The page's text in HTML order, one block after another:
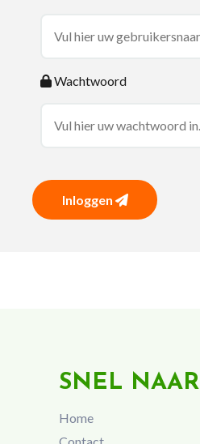
Wachtwoord
Inloggen
SNEL NAAR
Home